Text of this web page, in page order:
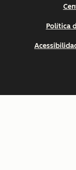
Política